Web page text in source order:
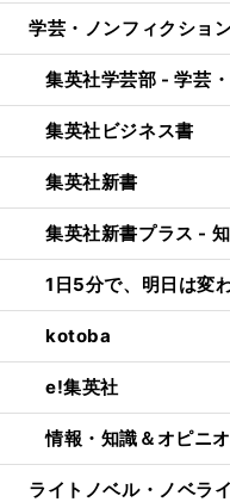
学芸・ノンフィクショ
集英社学芸部 - 学芸
集英社ビジネス書
集英社新書
集英社新書プラス -
1日5分で、明日は変
kotoba
e!集英社
情報・知識＆オピニ
ライトノベル・ノベラ